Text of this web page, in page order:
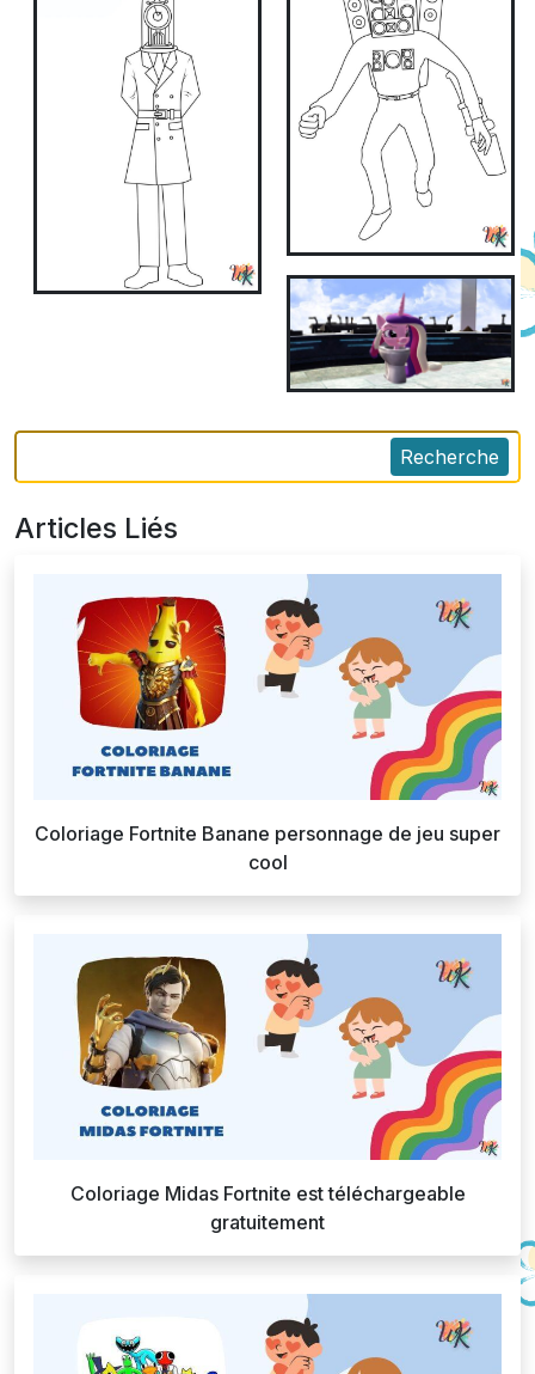
Recherche
Articles Liés
Coloriage Fortnite Banane personnage de jeu super
cool
Coloriage Midas Fortnite est téléchargeable
gratuitement